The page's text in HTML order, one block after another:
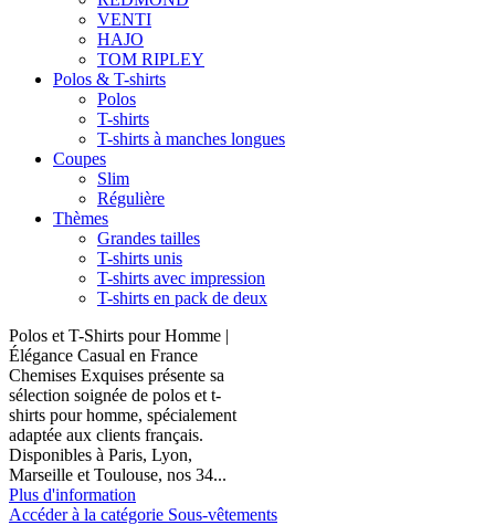
VENTI
HAJO
TOM RIPLEY
Polos & T-shirts
Polos
T-shirts
T-shirts à manches longues
Coupes
Slim
Régulière
Thèmes
Grandes tailles
T-shirts unis
T-shirts avec impression
T-shirts en pack de deux
Polos et T-Shirts pour Homme |
Élégance Casual en France
Chemises Exquises présente sa
sélection soignée de polos et t-
shirts pour homme, spécialement
adaptée aux clients français.
Disponibles à Paris, Lyon,
Marseille et Toulouse, nos 34...
Plus d'information
Accéder à la catégorie Sous-vêtements